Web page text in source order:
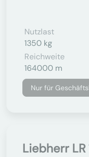
Nutzlast
1350 kg
Reichweite
164000 m
Nur für
Liebherr LR